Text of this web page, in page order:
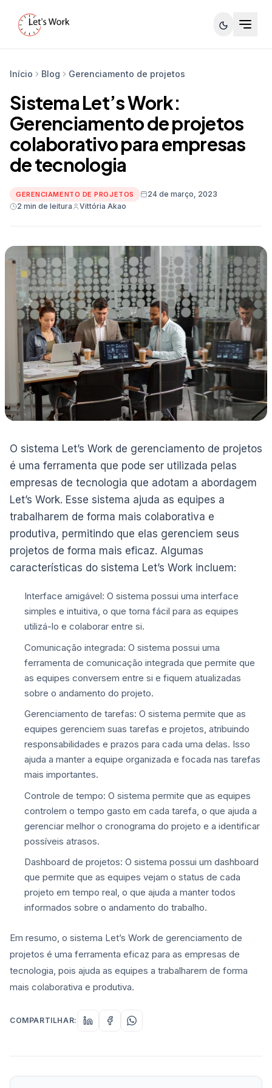
Início Blog Gerenciamento de projetos
Sistema Let’s Work:
Gerenciamento de projetos
colaborativo para empresas
de tecnologia
GERENCIAMENTO DE PROJETOS
24 de março, 2023
2 min de leitura
Vittória Akao
O sistema Let’s Work de gerenciamento de projetos
é uma ferramenta que pode ser utilizada pelas
empresas de tecnologia que adotam a abordagem
Let’s Work. Esse sistema ajuda as equipes a
trabalharem de forma mais colaborativa e
produtiva, permitindo que elas gerenciem seus
projetos de forma mais eficaz. Algumas
características do sistema Let’s Work incluem:
Interface amigável: O sistema possui uma interface
simples e intuitiva, o que torna fácil para as equipes
utilizá-lo e colaborar entre si.
Comunicação integrada: O sistema possui uma
ferramenta de comunicação integrada que permite que
as equipes conversem entre si e fiquem atualizadas
sobre o andamento do projeto.
Gerenciamento de tarefas: O sistema permite que as
equipes gerenciem suas tarefas e projetos, atribuindo
responsabilidades e prazos para cada uma delas. Isso
ajuda a manter a equipe organizada e focada nas tarefas
mais importantes.
Controle de tempo: O sistema permite que as equipes
controlem o tempo gasto em cada tarefa, o que ajuda a
gerenciar melhor o cronograma do projeto e a identificar
possíveis atrasos.
Dashboard de projetos: O sistema possui um dashboard
que permite que as equipes vejam o status de cada
projeto em tempo real, o que ajuda a manter todos
informados sobre o andamento do trabalho.
Em resumo, o sistema Let’s Work de gerenciamento de
projetos é uma ferramenta eficaz para as empresas de
tecnologia, pois ajuda as equipes a trabalharem de forma
mais colaborativa e produtiva.
COMPARTILHAR: